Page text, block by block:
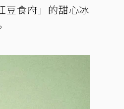
豆食府」的甜心冰